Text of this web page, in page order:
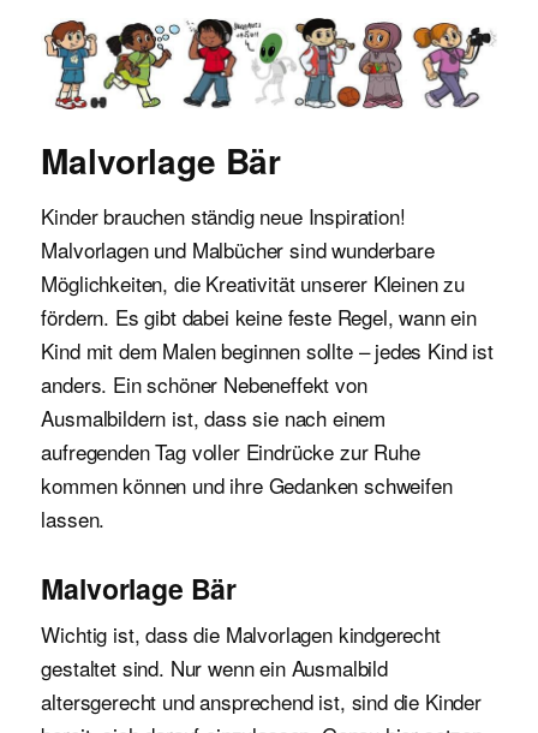
Malvorlagen für Kinder
Malvorlage Bär
Kinder brauchen ständig neue Inspiration!
Malvorlagen und Malbücher sind wunderbare
Möglichkeiten, die Kreativität unserer Kleinen zu
fördern. Es gibt dabei keine feste Regel, wann ein
Kind mit dem Malen beginnen sollte – jedes Kind ist
anders. Ein schöner Nebeneffekt von
Ausmalbildern ist, dass sie nach einem
aufregenden Tag voller Eindrücke zur Ruhe
kommen können und ihre Gedanken schweifen
lassen.
Malvorlage Bär
Wichtig ist, dass die Malvorlagen kindgerecht
gestaltet sind. Nur wenn ein Ausmalbild
altersgerecht und ansprechend ist, sind die Kinder